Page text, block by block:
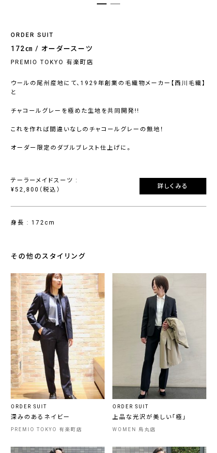
ORDER SUIT
172㎝ / オーダースーツ
PREMIO TOKYO 有楽町店
ウールの尾州産地にて、1929年創業の毛織物メーカー【西川毛織】
と
チャコールグレーを極めた生地を共同開発!!
これを作れば間違いなしのチャコールグレーの無地！
オーダー限定のダブルブレスト仕上げに。
テーラーメイドスーツ :
¥52,800（税込）
詳しくみる
身長 : 172cm
その他のスタイリング
ORDER SUIT
深みのあるネイビー
PREMIO TOKYO 有楽町店
ORDER SUIT
上品な光沢が美しい「極」
WOMEN 烏丸店